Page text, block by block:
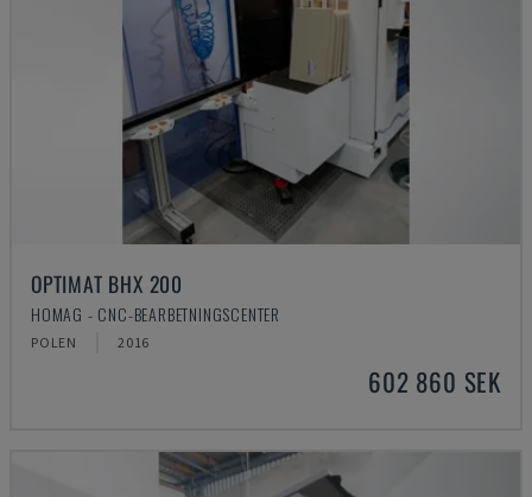
OPTIMAT BHX 200
HOMAG - CNC-BEARBETNINGSCENTER
POLEN 2016
602 860 SEK